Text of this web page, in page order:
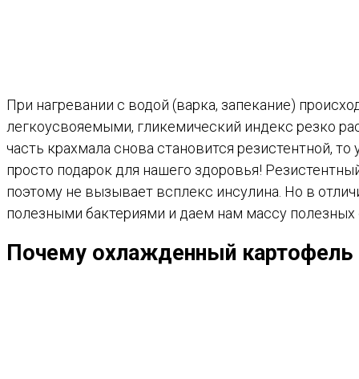
При нагревании с водой (варка, запекание)
легкоусвояемыми, гликемический индекс резко
часть крахмала снова становится резистентной,
просто подарок для нашего здоровья!
поэтому не вызывает всплекс инсулина. Но в
полезными бактериями и даем нам массу полезных
Почему охлажденный картофель